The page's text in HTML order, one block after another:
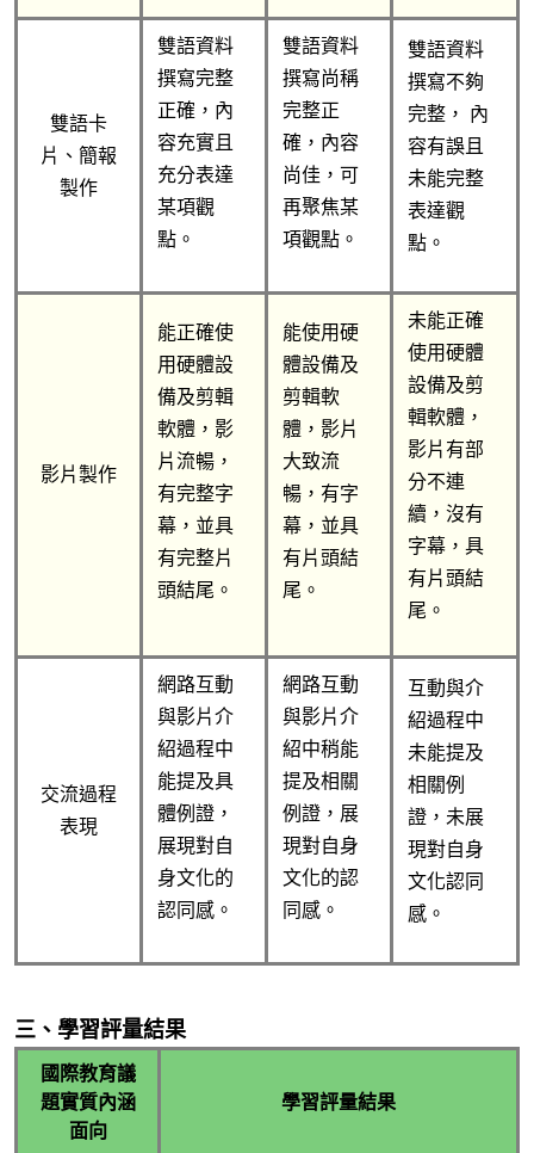
雙語卡
片、簡報
製作
雙語資料
撰寫完整
正確，內
容充實且
充分表達
某項觀
點。
雙語資料
撰寫尚稱
完整正
確，內容
尚佳，可
再聚焦某
項觀點。
雙語資料
撰寫不夠
完整， 內
容有誤且
未能完整
表達觀
點。
影片製作
能正確使
用硬體設
備及剪輯
軟體，影
片流暢，
有完整字
幕，並具
有完整片
頭結尾。
能使用硬
體設備及
剪輯軟
體，影片
大致流
暢，有字
幕，並具
有片頭結
尾。
未能正確
使用硬體
設備及剪
輯軟體，
影片有部
分不連
續，沒有
字幕，具
有片頭結
尾。
交流過程
表現
網路互動
與影片介
紹過程中
能提及具
體例證，
展現對自
身文化的
認同感。
網路互動
與影片介
紹中稍能
提及相關
例證，展
現對自身
文化的認
同感。
互動與介
紹過程中
未能提及
相關例
證，未展
現對自身
文化認同
感。
三、學習評量結果
國際教育議
題實質內涵
面向
學習評量結果